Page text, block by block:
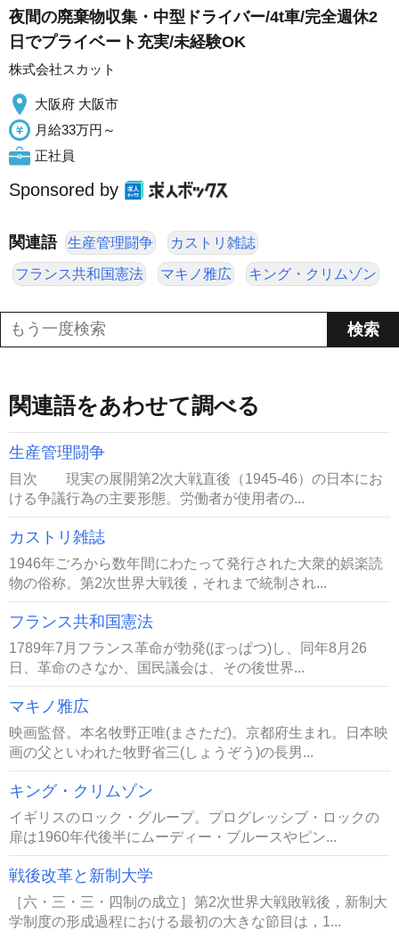
夜間の廃棄物収集・中型ドライバー/4t車/完全週休2
日でプライベート充実/未経験OK
株式会社スカット
大阪府 大阪市
月給33万円～
正社員
Sponsored by
関連語 生産管理闘争 カストリ雑誌
フランス共和国憲法 マキノ雅広 キング・クリムゾン
関連語をあわせて調べる
生産管理闘争
目次 現実の展開第2次大戦直後（1945-46）の日本にお
ける争議行為の主要形態。労働者が使用者の...
カストリ雑誌
1946年ごろから数年間にわたって発行された大衆的娯楽読
物の俗称。第2次世界大戦後，それまで統制され...
フランス共和国憲法
1789年7月フランス革命が勃発(ぼっぱつ)し、同年8月26
日、革命のさなか、国民議会は、その後世界...
マキノ雅広
映画監督。本名牧野正唯(まさただ)。京都府生まれ。日本映
画の父といわれた牧野省三(しょうぞう)の長男...
キング・クリムゾン
イギリスのロック・グループ。プログレッシブ・ロックの
扉は1960年代後半にムーディー・ブルースやピン...
戦後改革と新制大学
［六・三・三・四制の成立］第2次世界大戦敗戦後，新制大
学制度の形成過程における最初の大きな節目は，1...